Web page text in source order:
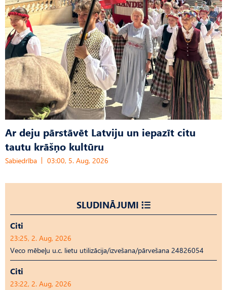
Ar deju pārstāvēt Latviju un iepazīt citu
tautu krāšņo kultūru
Sabiedrība 03:00, 5. Aug, 2026
SLUDINĀJUMI
Citi
23:25, 2. Aug, 2026
Veco mēbeļu u.c. lietu utilizācija/izvešana/pārvešana 24826054
Citi
23:22, 2. Aug, 2026